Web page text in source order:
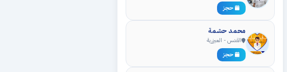
حجز
محمد حشمة
القدس - العيزرية
حجز